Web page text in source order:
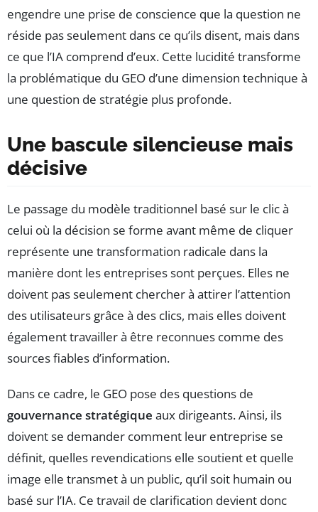
engendre une prise de conscience que la question ne
réside pas seulement dans ce qu’ils disent, mais dans
ce que l’IA comprend d’eux. Cette lucidité transforme
la problématique du GEO d’une dimension technique à
une question de stratégie plus profonde.
Une bascule silencieuse mais
décisive
Le passage du modèle traditionnel basé sur le clic à
celui où la décision se forme avant même de cliquer
représente une transformation radicale dans la
manière dont les entreprises sont perçues. Elles ne
doivent pas seulement chercher à attirer l’attention
des utilisateurs grâce à des clics, mais elles doivent
également travailler à être reconnues comme des
sources fiables d’information.
Dans ce cadre, le GEO pose des questions de
gouvernance stratégique aux dirigeants. Ainsi, ils
doivent se demander comment leur entreprise se
définit, quelles revendications elle soutient et quelle
image elle transmet à un public, qu’il soit humain ou
basé sur l’IA. Ce travail de clarification devient donc